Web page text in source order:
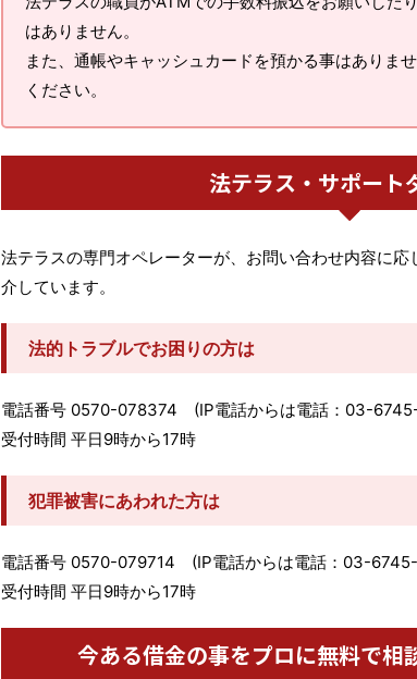
はありません。
また、通帳やキャッシュカードを預かる事はありま
ください。
法テラス・サポート
法テラスの専門オペレーターが、お問い合わせ内容に
介しています。
法的トラブルでお困りの方は
電話番号 0570-078374 (IP電話からは電話：03-
受付時間 平日9時から17時
犯罪被害にあわれた方は
電話番号 0570-079714 (IP電話からは電話：03-
受付時間 平日9時から17時
今ある借金の事をプロに無料で相